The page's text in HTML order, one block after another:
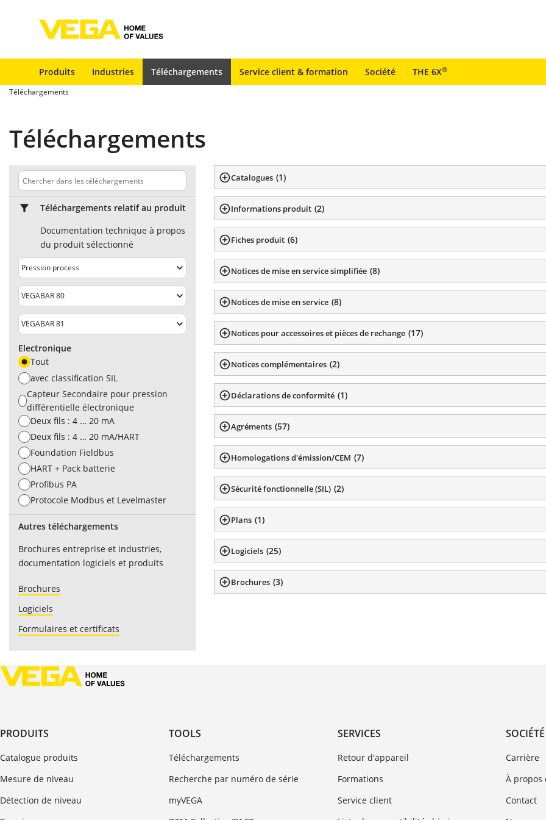
Produits Industries Téléchargements Service client & formation Société THE 6X®
Téléchargements
Téléchargements
Téléchargements relatif au produit
Documentation technique à propos
du produit sélectionné
Electronique
Tout
avec classification SIL
Capteur Secondaire pour pression
différentielle électronique
Deux fils : 4 … 20 mA
Deux fils : 4 … 20 mA/HART
Foundation Fieldbus
HART + Pack batterie
Profibus PA
Protocole Modbus et Levelmaster
Autres téléchargements
Brochures entreprise et industries,
documentation logiciels et produits
Brochures
Logiciels
Formulaires et certificats
Catalogues (1)
Informations produit (2)
Fiches produit (6)
Notices de mise en service simplifiée (8)
Notices de mise en service (8)
Notices pour accessoires et pièces de rechange (17)
Notices complémentaires (2)
Déclarations de conformité (1)
Agréments (57)
Homologations d'émission/CEM (7)
Sécurité fonctionnelle (SIL) (2)
Plans (1)
Logiciels (25)
Brochures (3)
PRODUITS
Catalogue produits
Mesure de niveau
Détection de niveau
TOOLS
Téléchargements
Recherche par numéro de série
myVEGA
SERVICES
Retour d'appareil
Formations
Service client
SOCIÉTÉ
Carrière
À propos
Contact